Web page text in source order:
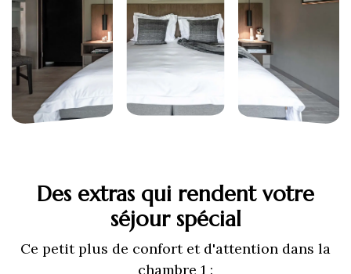
Des extras qui rendent votre
séjour spécial
Ce petit plus de confort et d'attention dans la
chambre 1 :